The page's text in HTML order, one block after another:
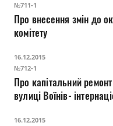
№711-1
Про внесення змін до
комітету
16.12.2015
№712-1
Про капітальний ремонт ліфтів у
вулиці Воїнів-
16.12.2015